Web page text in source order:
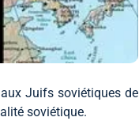
Juifs soviétiques de
soviétique.